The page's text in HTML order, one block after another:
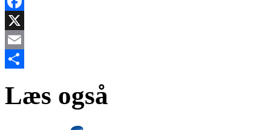
Facebook
X
Email
Læs også